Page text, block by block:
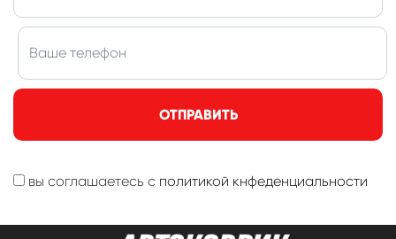
ОТПРАВИТЬ
вы соглашаетесь с политикой кнфеденциальности